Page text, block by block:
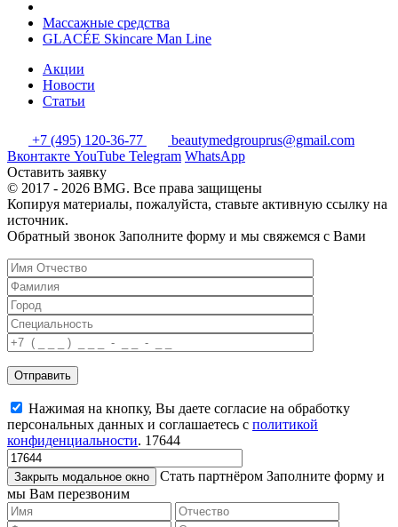
Массажные средства
GLACÉE Skincare Man Line
Акции
Новости
Статьи
+7 (495) 120-36-77
beautymedgrouprus@gmail.com
Вконтакте YouTube Telegram WhatsApp
Оставить заявку
© 2017 - 2026 BMG. Все права защищены
Копируя материалы, пожалуйста, ставьте активную ссылку на
источник.
Обратный звонок Заполните форму и мы свяжемся с Вами
Отправить
Нажимая на кнопку, Вы даете согласие на обработку
персональных данных и соглашаетесь c политикой
конфиденциальности. 17644
Закрыть модальное окно Стать партнёром Заполните форму и
мы Вам перезвоним